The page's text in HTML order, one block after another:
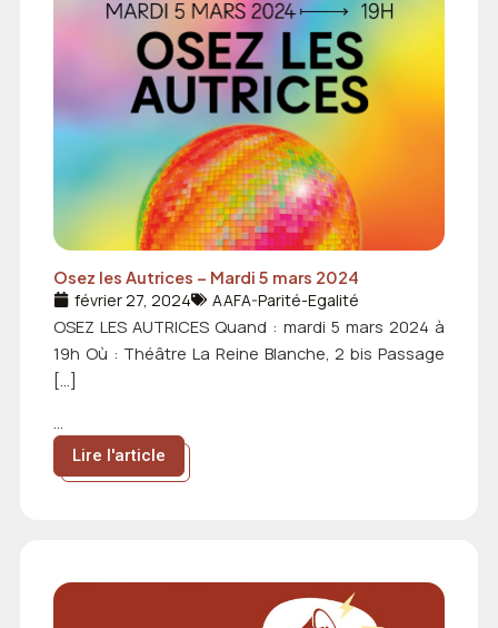
Osez les Autrices – Mardi 5 mars 2024
février 27, 2024 AAFA-Parité-Egalité
OSEZ LES AUTRICES Quand : mardi 5 mars 2024 à
19h Où : Théâtre La Reine Blanche, 2 bis Passage
[…]
...
Lire l'article